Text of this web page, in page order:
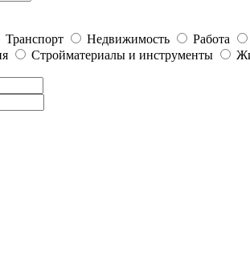
Транспорт Недвижимость Работа
Стройматериалы и инструменты